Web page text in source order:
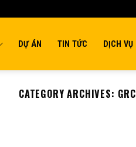
DỰ ÁN TIN TỨC DỊCH VỤ
CATEGORY ARCHIVES: GRC